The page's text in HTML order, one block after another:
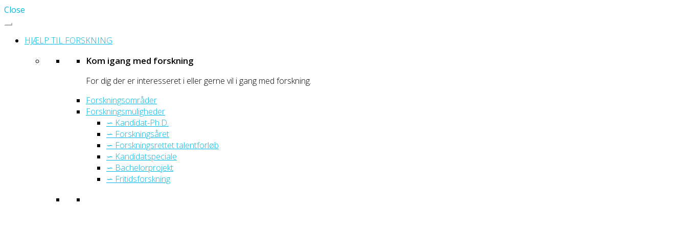
Close
HJÆLP TIL FORSKNING
Kom igang med forskning
For dig der er interesseret i eller gerne vil i gang med forskning.
Forskningsområder
Forskningsmuligheder
∽ Kandidat-Ph.D.
∽ Forskningsåret
∽ Forskningsrettet talentforløb
∽ Kandidatspeciale
∽ Bachelorprojekt
∽ Fritidsforskning